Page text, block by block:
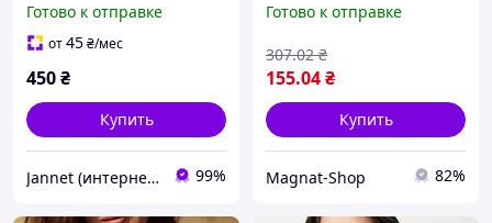
Готово к отправке
от45₴/мес
450₴
Купить
Jannet (интернет-магазин) 99%
Push-Up + многоразовый
Готово к отправке
155.04₴
307.02 ₴
Купить
Magnat-Shop 82%